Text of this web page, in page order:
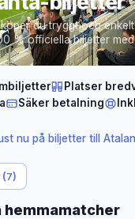
du tryggt och
% officiella biljetter med
bredvid varandra
Biljetter från 69 € per
Platser
Säker betalning
nu på biljetter till
hemmamatcher